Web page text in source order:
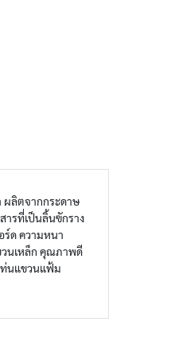
ผลิตจากกระดาษ
ารที่เป็นลิ้นฃักราง
ร์ด ความหนา
วนเหล็ก คุณภาพดี
ท่นแขวนแฟ้ม